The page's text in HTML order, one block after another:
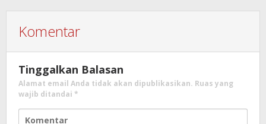
Komentar
Tinggalkan Balasan
Alamat email Anda tidak akan dipublikasikan. Ruas yang
wajib ditandai *